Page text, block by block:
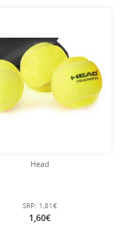
Head
SRP: 1,81€
1,60€